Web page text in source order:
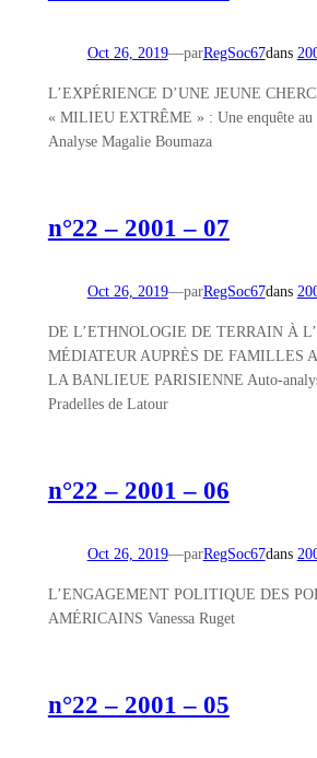
Oct 26, 2019—parRegSoc67dans
L’EXPÉRIENCE D’UNE JEUNE
« MILIEU EXTRÊME » : Une enquête
Analyse Magalie Boumaza
n°22 – 2001 – 07
Oct 26, 2019—parRegSoc67dans
DE L’ETHNOLOGIE DE TERRAIN À
MÉDIATEUR AUPRÈS DE FAMILLES
LA BANLIEUE PARISIENNE Auto-
Pradelles de Latour
n°22 – 2001 – 06
Oct 26, 2019—parRegSoc67dans
L’ENGAGEMENT POLITIQUE DES
AMÉRICAINS Vanessa Ruget
n°22 – 2001 – 05